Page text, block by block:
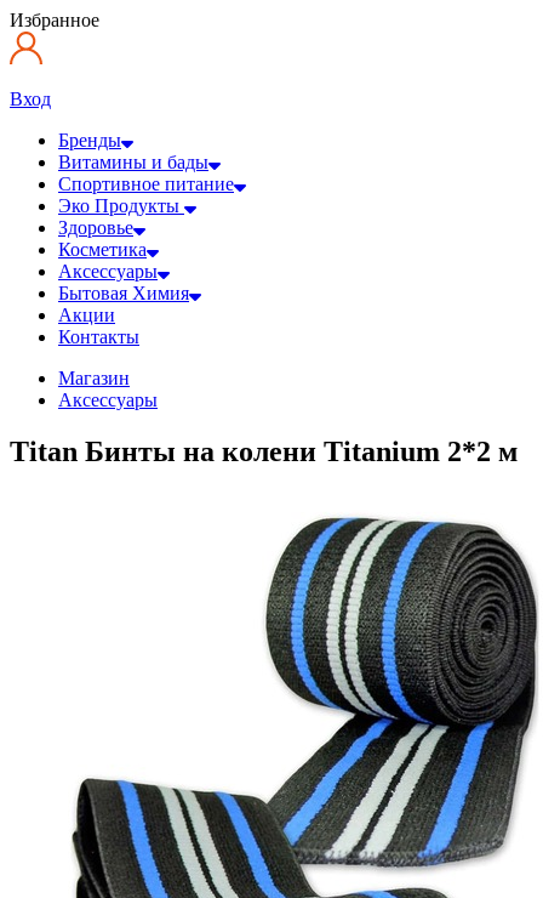
Избранное
Вход
Бренды
Витамины и бады
Спортивное питание
Эко Продукты
Здоровье
Косметика
Аксессуары
Бытовая Химия
Акции
Контакты
Магазин
Аксессуары
Titan Бинты на колени Titanium 2*2 м